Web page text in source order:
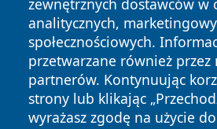
zewnętrznych dostawców w
analitycznych,
społecznościowych.
przetwarzane również przez
partnerów. Kontynuując
strony lub klikając
wyrażasz zgodę na użycie
Copyright © 2026 bielskonews.pl
zastrzeżone.
News Autorzy
Polityka